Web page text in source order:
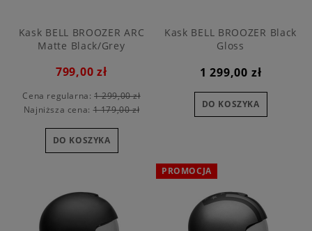
Kask BELL BROOZER ARC
Matte Black/Grey
799,00 zł
Cena regularna: 1 299,00 zł
Najniższa cena:1 179,00 zł
DO KOSZYKA
Kask BELL BROOZER Black
Gloss
1 299,00 zł
DO KOSZYKA
PROMOCJA